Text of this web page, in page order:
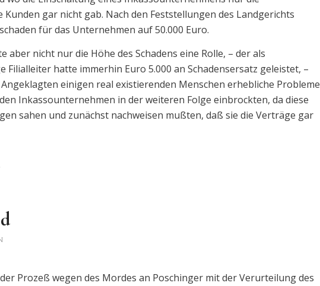
gar nicht gab. Nach den Feststellungen des Landgerichts
für das Unternehmen auf 50.000 Euro.
aber nicht nur die Höhe des Schadens eine Rolle, – der als
Filialleiter hatte immerhin Euro 5.000 an Schadensersatz geleistet, –
einigen real existierenden Menschen erhebliche Probleme
Inkassounternehmen in der weiteren Folge einbrockten, da diese
sahen und zunächst nachweisen mußten, daß sie die Verträge gar
Prozeß wegen des Mordes an Poschinger mit der Verurteilung des